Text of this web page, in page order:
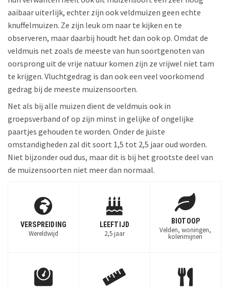
aaibaar uiterlijk, echter zijn ook veldmuizen geen echte
knuffelmuizen. Ze zijn leuk om naar te kijken en te
observeren, maar daarbij houdt het dan ook op. Omdat de
veldmuis net zoals de meeste van hun soortgenoten van
oorsprong uit de vrije natuur komen zijn ze vrijwel niet tam
te krijgen. Vluchtgedrag is dan ook een veel voorkomend
gedrag bij de meeste muizensoorten.
Net als bij alle muizen dient de veldmuis ook in
groepsverband of op zijn minst in gelijke of ongelijke
paartjes gehouden te worden. Onder de juiste
omstandigheden zal dit soort 1,5 tot 2,5 jaar oud worden.
Niet bijzonder oud dus, maar dit is bij het grootste deel van
de muizensoorten niet meer dan normaal.
VERSPREIDING
Wereldwijd
LEEFTIJD
2,5 jaar
BIOTOOP
Velden, woningen,
kolenmijnen